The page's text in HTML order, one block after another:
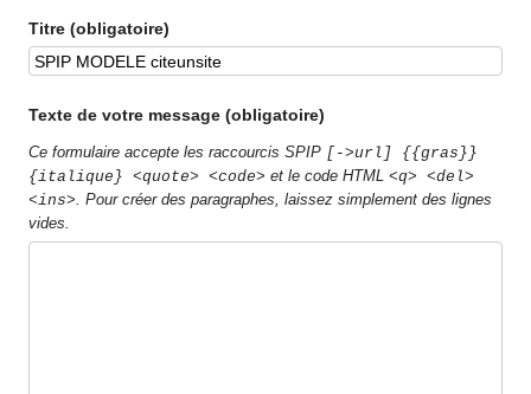
Titre (obligatoire)
Texte de votre message (obligatoire)
Ce formulaire accepte les raccourcis SPIP [->url] {{gras}}
{italique} <quote> <code> et le code HTML<q> <del>
<ins> . Pour créer des paragraphes, laissez simplement des lignes
vides.